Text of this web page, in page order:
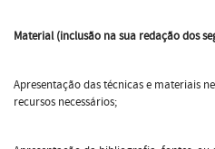
Material (inclusão na sua redação dos
Apresentação das técnicas e materiais
recursos necessários;